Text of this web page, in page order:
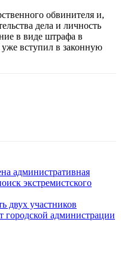
обвинителя и,
дела и личность
в виде штрафа в
вступил в законную
административная
экстремистского
двух участников
городской администрации